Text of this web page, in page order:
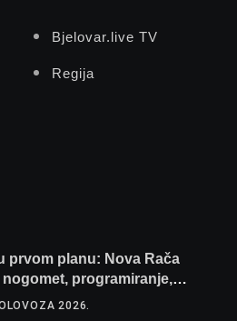
Bjelovar.live TV
Regija
prvom planu: Nova Rača
programiranje,
i folklor u jedan projekt
2026.